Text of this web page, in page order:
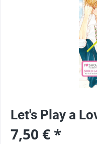
Let's Play a
7,50 € *